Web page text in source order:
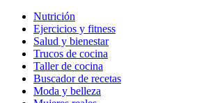
Nutrición
Ejercicios y fitness
Salud y bienestar
Trucos de cocina
Taller de cocina
Buscador de recetas
Moda y belleza